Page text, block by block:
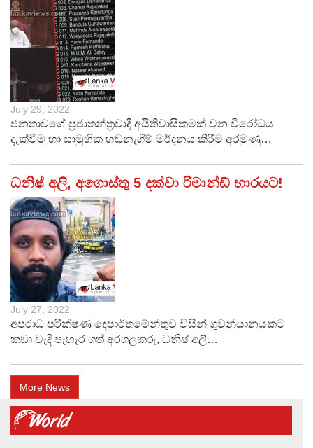
July 29, 2022
ජනතාවගේ ප්‍රජාතන්ත්‍රවාදී අයිතිවාසිකමක් වන විරෝධය
දැක්වීම හා සාමුහික හඬනැගීම් මර්දනය කිරීම අරමුණු…
ධනිෂ් අලි, අගොස්තු 5 දක්වා රිමාන්ඩ් භාරයට!
July 27, 2022
අපරාධ පරික්ෂණ දෙපාර්තමේන්තුව විසින් ගුවන්යානයකට
කඩා වැදී පැහැර ගත් අරගලකරු, ධනිෂ් අලි…
More News